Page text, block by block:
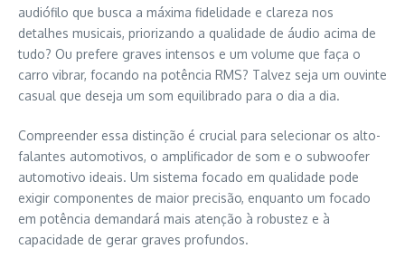
audiófilo que busca a máxima fidelidade e clareza nos
detalhes musicais, priorizando a qualidade de áudio acima de
tudo? Ou prefere graves intensos e um volume que faça o
carro vibrar, focando na potência RMS? Talvez seja um ouvinte
casual que deseja um som equilibrado para o dia a dia.
Compreender essa distinção é crucial para selecionar os alto-
falantes automotivos, o amplificador de som e o subwoofer
automotivo ideais. Um sistema focado em qualidade pode
exigir componentes de maior precisão, enquanto um focado
em potência demandará mais atenção à robustez e à
capacidade de gerar graves profundos.